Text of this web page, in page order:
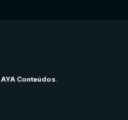
AYA Conteúdos